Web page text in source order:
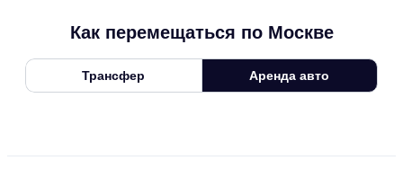
Как перемещаться по Москве
Трансфер Аренда авто